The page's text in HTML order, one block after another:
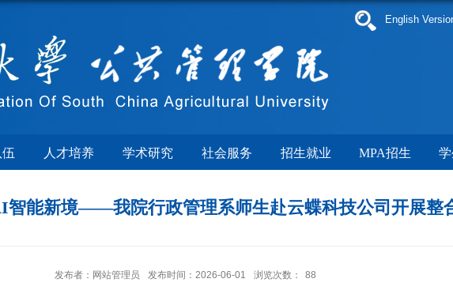
English
人才培养 学术研究 社会服务 招生就业 MPA招生
智能新境——我院行政管理系师生赴云蝶科技公司开展整
发布者：网站管理员 发布时间：2026-06-01 浏览次数： 88